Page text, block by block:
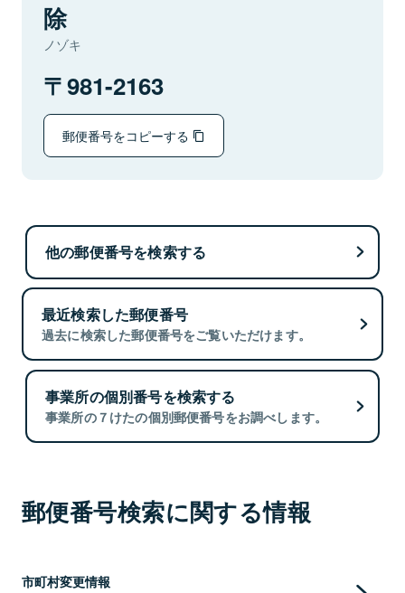
除
ノゾキ
981-2163
郵便番号をコピーする
他の郵便番号を検索する
最近検索した郵便番号
過去に検索した郵便番号をご覧いただけます。
事業所の個別番号を検索する
事業所の７けたの個別郵便番号をお調べします。
郵便番号検索に関する情報
市町村変更情報